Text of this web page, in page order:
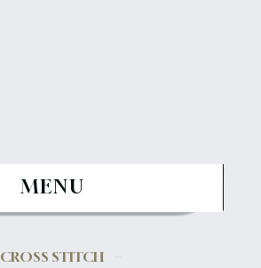
MENU
CROSS STITCH